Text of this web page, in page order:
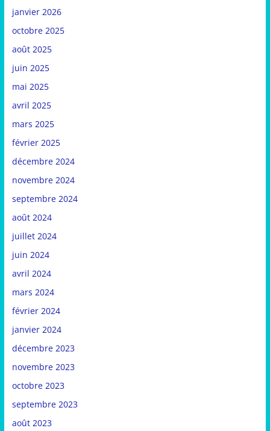
janvier 2026
octobre 2025
août 2025
juin 2025
mai 2025
avril 2025
mars 2025
février 2025
décembre 2024
novembre 2024
septembre 2024
août 2024
juillet 2024
juin 2024
avril 2024
mars 2024
février 2024
janvier 2024
décembre 2023
novembre 2023
octobre 2023
septembre 2023
août 2023